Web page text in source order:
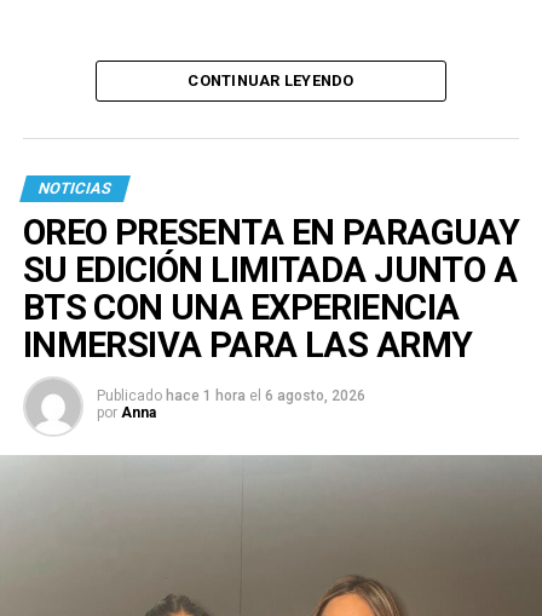
CONTINUAR LEYENDO
NOTICIAS
OREO PRESENTA EN PARAGUAY
SU EDICIÓN LIMITADA JUNTO A
BTS CON UNA EXPERIENCIA
INMERSIVA PARA LAS ARMY
Publicado hace 1 hora el 6 agosto, 2026
por Anna